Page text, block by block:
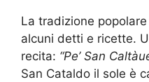
La tradizione
alcuni detti e ricette.
recita: “Pe’ San
San Cataldo il sole è